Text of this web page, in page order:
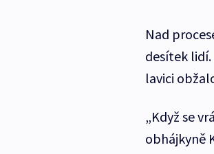
Nad
desítek
lavici
„Když se
obhájkyně